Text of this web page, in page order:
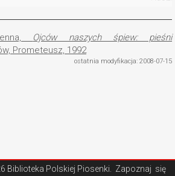
Ojców naszych śpiew: pieśni
Prometeusz, 1992
ostatnia modyfikacja: 2008-07-15
Biblioteka Polskiej Piosenki . Zapoznaj się